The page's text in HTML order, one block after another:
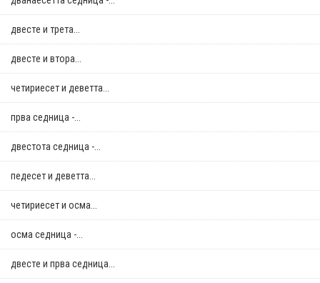
двестe и трета...
двестe и втора...
четириесет и деветта...
прва седница -...
двестота седница -...
педесет и деветта...
четириесет и осма...
осма седница -...
двестe и прва седница...